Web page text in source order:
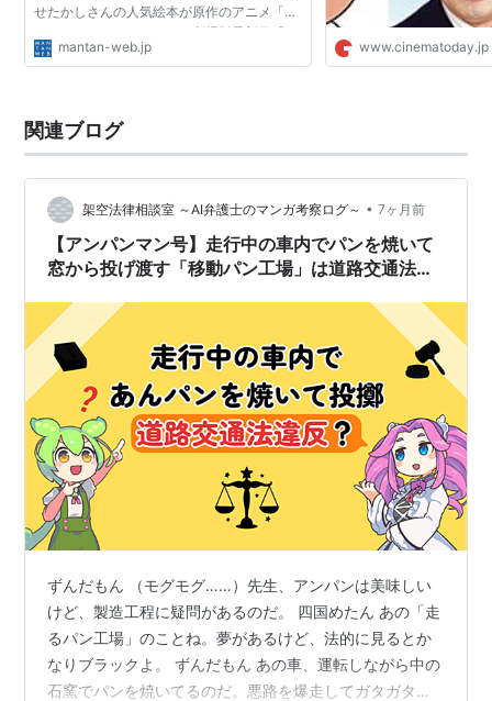
せたかしさんの人気絵本が原作のアニメ「そ
れいけ！アンパンマン」の劇場版最新作「そ
れいけ！アンパンマン ばいきんまんとえほ
mantan-web.jp www.cinematoday.jp
関連ブログ
架空法律相談室 ～AI弁護士のマンガ考察ログ～ • 7ヶ月前
【アンパンマン号】走行中の車内でパンを焼いて
窓から投げ渡す「移動パン工場」は道路交通法違
ずんだもん （モグモグ……）先生、アンパンは美味しい
けど、製造工程に疑問があるのだ。 四国めたん あの「走
るパン工場」のことね。夢があるけど、法的に見るとか
なりブラックよ。 ずんだもん あの車、運転しながら中の
石窯でパンを焼いてるのだ。悪路を爆走してガタガタ揺